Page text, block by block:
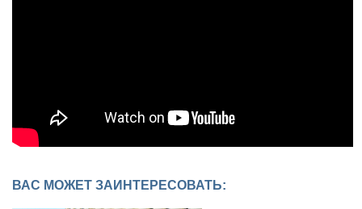
ВАС МОЖЕТ ЗАИНТЕРЕСОВАТЬ: